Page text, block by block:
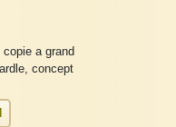
a grand
concept